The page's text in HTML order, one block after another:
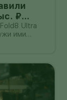
₽
— ноUltra
ими